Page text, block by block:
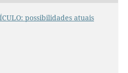
possibilidades atuais